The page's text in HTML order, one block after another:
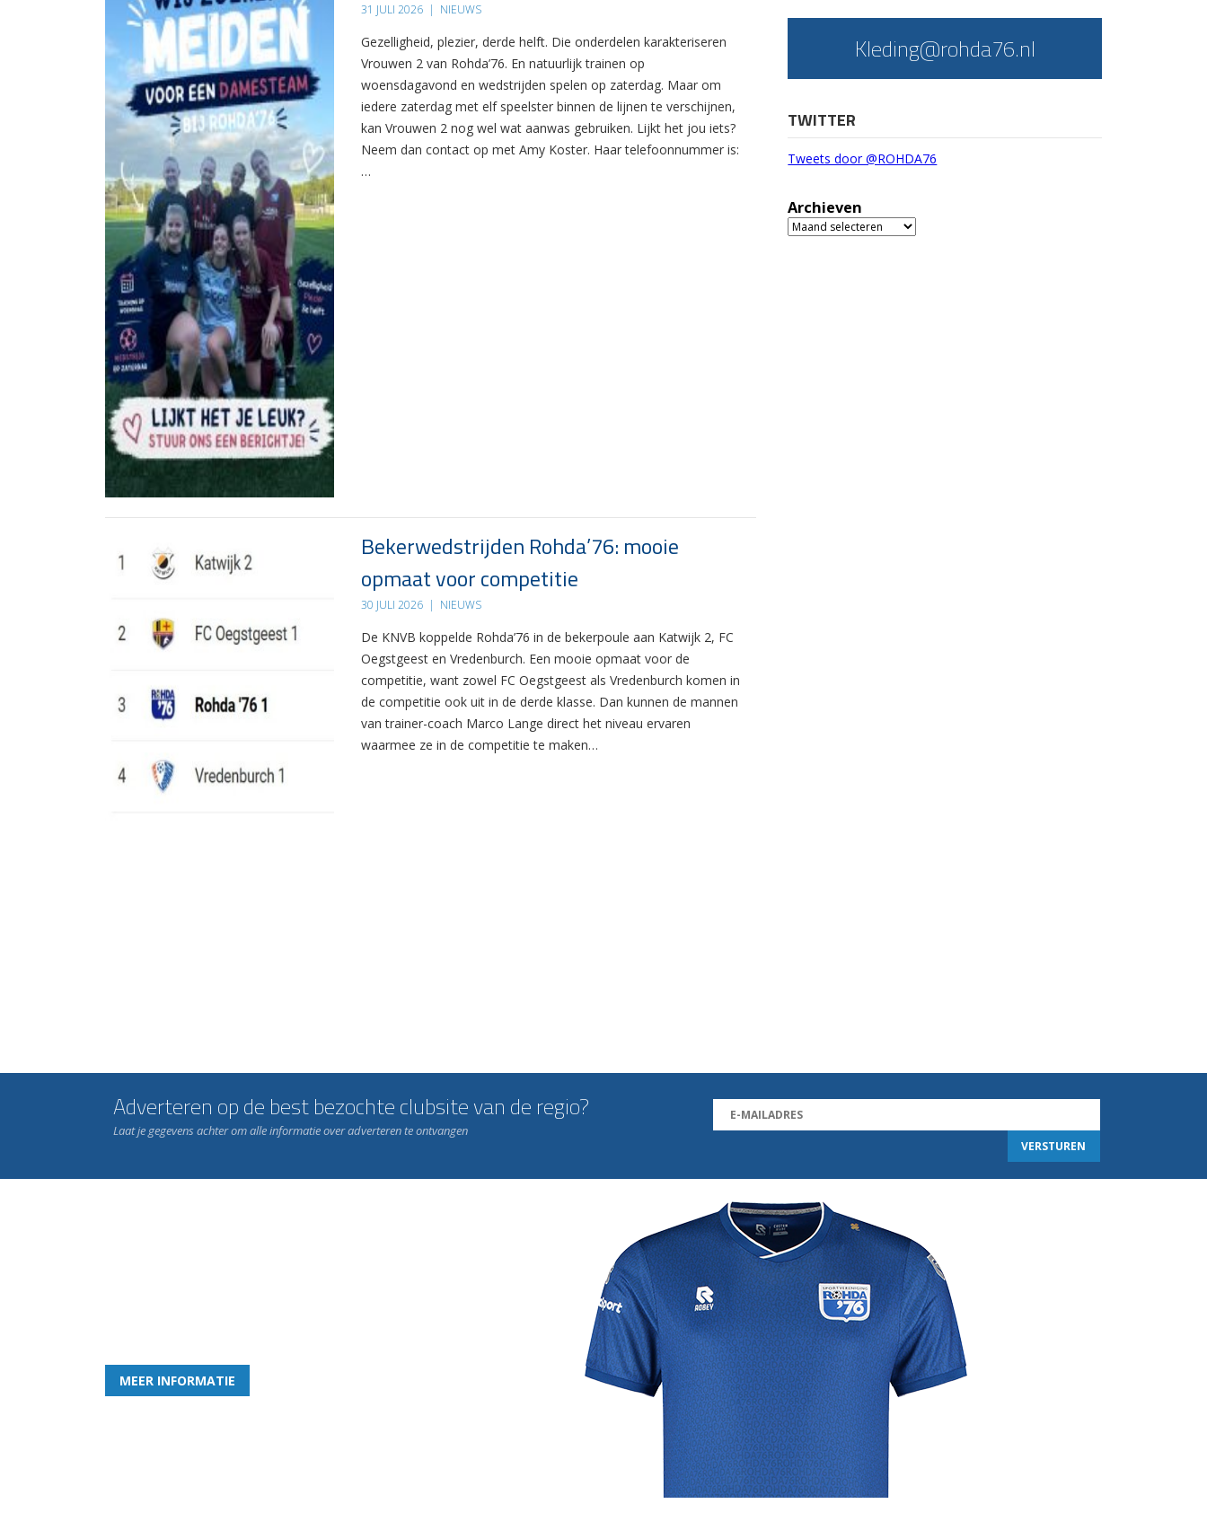
31 JULI 2026 | NIEUWS
Gezelligheid, plezier, derde helft. Die onderdelen karakteriseren
Vrouwen 2 van Rohda’76. En natuurlijk trainen op
woensdagavond en wedstrijden spelen op zaterdag. Maar om
iedere zaterdag met elf speelster binnen de lijnen te verschijnen,
kan Vrouwen 2 nog wel wat aanwas gebruiken. Lijkt het jou iets?
Neem dan contact op met Amy Koster. Haar telefoonnummer is:
…
Bekerwedstrijden Rohda’76: mooie
opmaat voor competitie
30 JULI 2026 | NIEUWS
De KNVB koppelde Rohda’76 in de bekerpoule aan Katwijk 2, FC
Oegstgeest en Vredenburch. Een mooie opmaat voor de
competitie, want zowel FC Oegstgeest als Vredenburch komen in
de competitie ook uit in de derde klasse. Dan kunnen de mannen
van trainer-coach Marco Lange direct het niveau ervaren
waarmee ze in de competitie te maken…
Kleding@rohda76.nl
TWITTER
Tweets door @ROHDA76
Archieven
Archieven
Adverteren op de best bezochte clubsite van de regio?
Laat je gegevens achter om alle informatie over adverteren te ontvangen
MEER INFORMATIE